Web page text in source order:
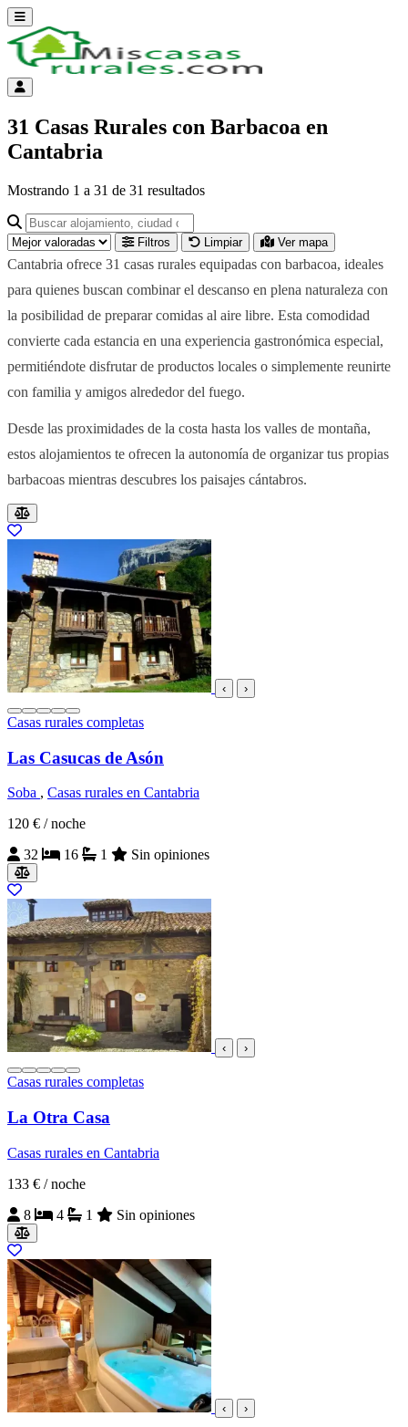
Abrir menú
Menú de cuenta
31 Casas Rurales con Barbacoa en
Cantabria
Mostrando 1 a 31 de 31 resultados
Buscar alojamiento, ciudad o provincia para ir a su página
Filtros Limpiar Ver mapa
Cantabria ofrece 31 casas rurales equipadas con barbacoa, ideales
para quienes buscan combinar el descanso en plena naturaleza con
la posibilidad de preparar comidas al aire libre. Esta comodidad
convierte cada estancia en una experiencia gastronómica especial,
permitiéndote disfrutar de productos locales o simplemente reunirte
con familia y amigos alrededor del fuego.
Desde las proximidades de la costa hasta los valles de montaña,
estos alojamientos te ofrecen la autonomía de organizar tus propias
barbacoas mientras descubres los paisajes cántabros.
Resultados del listado
‹ ›
Casas rurales completas
Las Casucas de Asón
Soba , Casas rurales en Cantabria
120 € / noche
32
16 1 Sin opiniones
‹ ›
Casas rurales completas
La Otra Casa
Casas rurales en Cantabria
133 € / noche
8
4 1 Sin opiniones
‹ ›